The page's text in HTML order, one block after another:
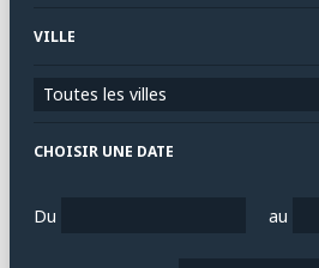
VILLE
Toutes les villes
CHOISIR UNE DATE
Du au